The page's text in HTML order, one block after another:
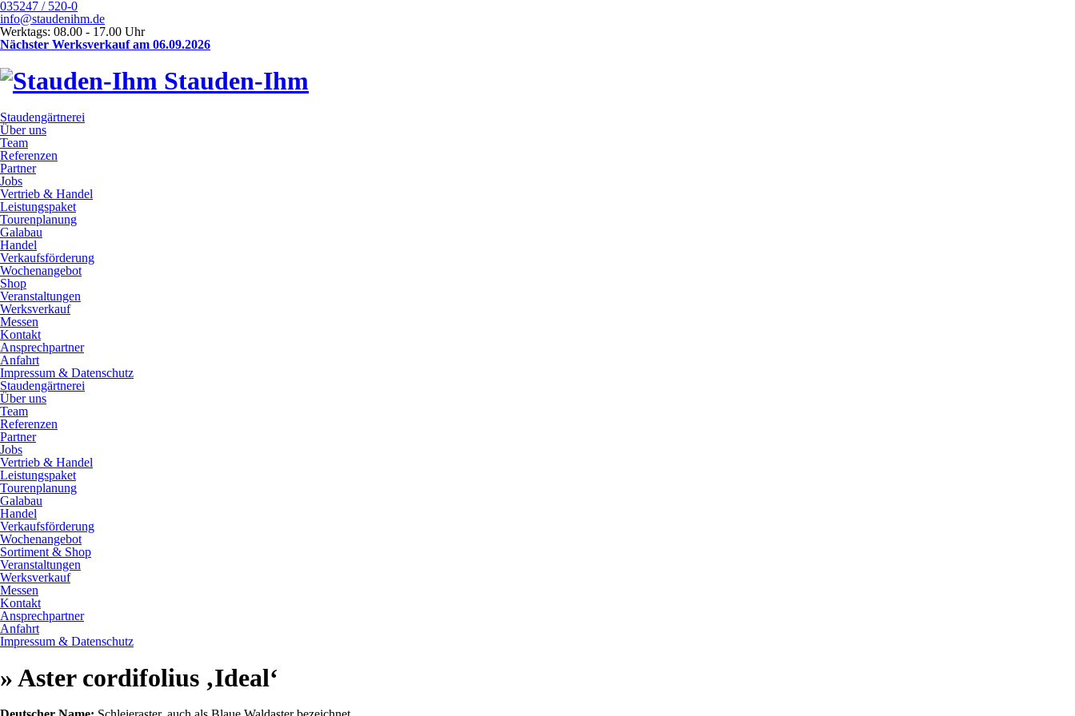
035247 / 520-0
info@staudenihm.de
Werktags: 08.00 - 17.00 Uhr
Nächster Werksverkauf am 06.09.2026
Stauden-Ihm
Staudengärtnerei
Über uns
Team
Referenzen
Partner
Jobs
Vertrieb & Handel
Leistungspaket
Tourenplanung
Galabau
Handel
Verkaufsförderung
Wochenangebot
Shop
Veranstaltungen
Werksverkauf
Messen
Kontakt
Ansprechpartner
Anfahrt
Impressum & Datenschutz
Staudengärtnerei
Über uns
Team
Referenzen
Partner
Jobs
Vertrieb & Handel
Leistungspaket
Tourenplanung
Galabau
Handel
Verkaufsförderung
Wochenangebot
Sortiment & Shop
Veranstaltungen
Werksverkauf
Messen
Kontakt
Ansprechpartner
Anfahrt
Impressum & Datenschutz
» Aster cordifolius ‚Ideal‘